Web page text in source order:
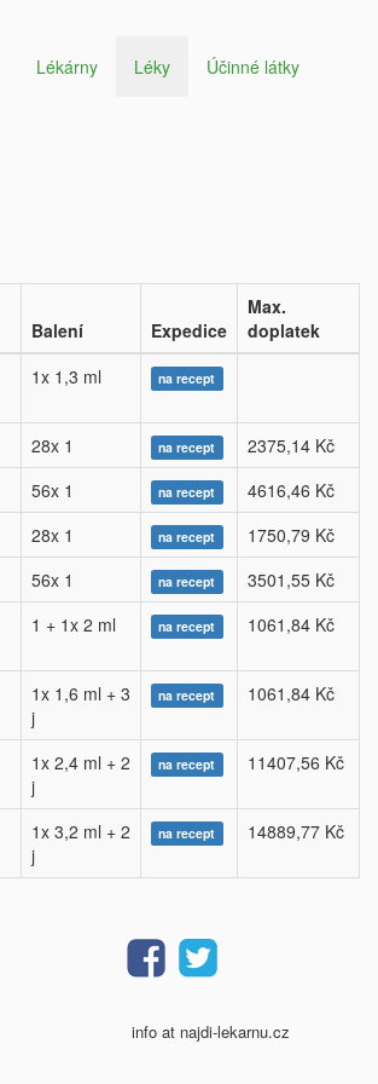
Lékárny Léky Účinné látky
Balení Expedice
Max.
doplatek
1x 1,3 ml na recept
28x 1 na recept
2375,14 Kč
56x 1 na recept
4616,46 Kč
28x 1 na recept
1750,79 Kč
56x 1 na recept
3501,55 Kč
1 + 1x 2 ml na recept 1061,84 Kč
1x 1,6 ml + 3
j
na recept 1061,84 Kč
1x 2,4 ml + 2
j
na recept 11407,56 Kč
1x 3,2 ml + 2
j
na recept 14889,77 Kč
info at najdi-lekarnu.cz